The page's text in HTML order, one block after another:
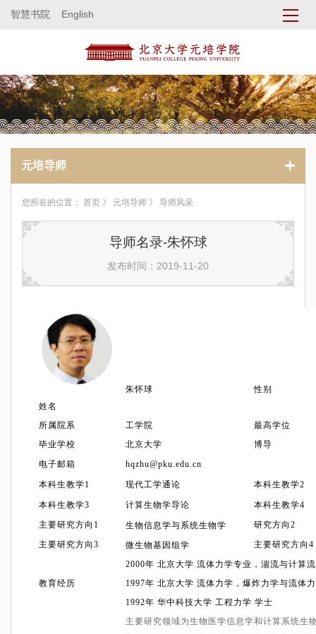
智慧书院 English
元培导师
您所在的位置： 首页 》 元培导师 》 导师风采
导师名录-朱怀球
发布时间：2019-11-20
姓名
朱怀球 性别
所属院系 工学院
最高学位
毕业学校
北京大学
博导
电子邮箱
hqzhu@pku.edu.cn
本科生教学1 现代工学通论 本科生教学2
本科生教学3 计算生物学导论 本科生教学4
主要研究方向 1 生物信息学与系统生物学 研究方向 2
主要研究方向 3 微生物基因组学 主要研究方向 4
教育经历
2000年 北京大学 流体力学专业，湍流与计算
1997年 北京大学 流体力学，爆炸力学与流体
1992年 华中科技大学 工程力学 学士
主要研究领域为生物医学信息学和计算系统生